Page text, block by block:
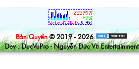
Bản Quyền © 2019 - 2026
Dev : DucVuPro - Nguyễn Đức Vũ Entertainment